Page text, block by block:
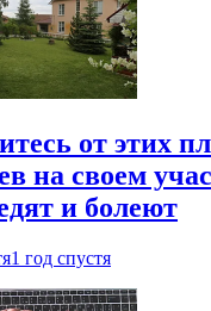
от этих
на своем
и болеют
1 год спустя